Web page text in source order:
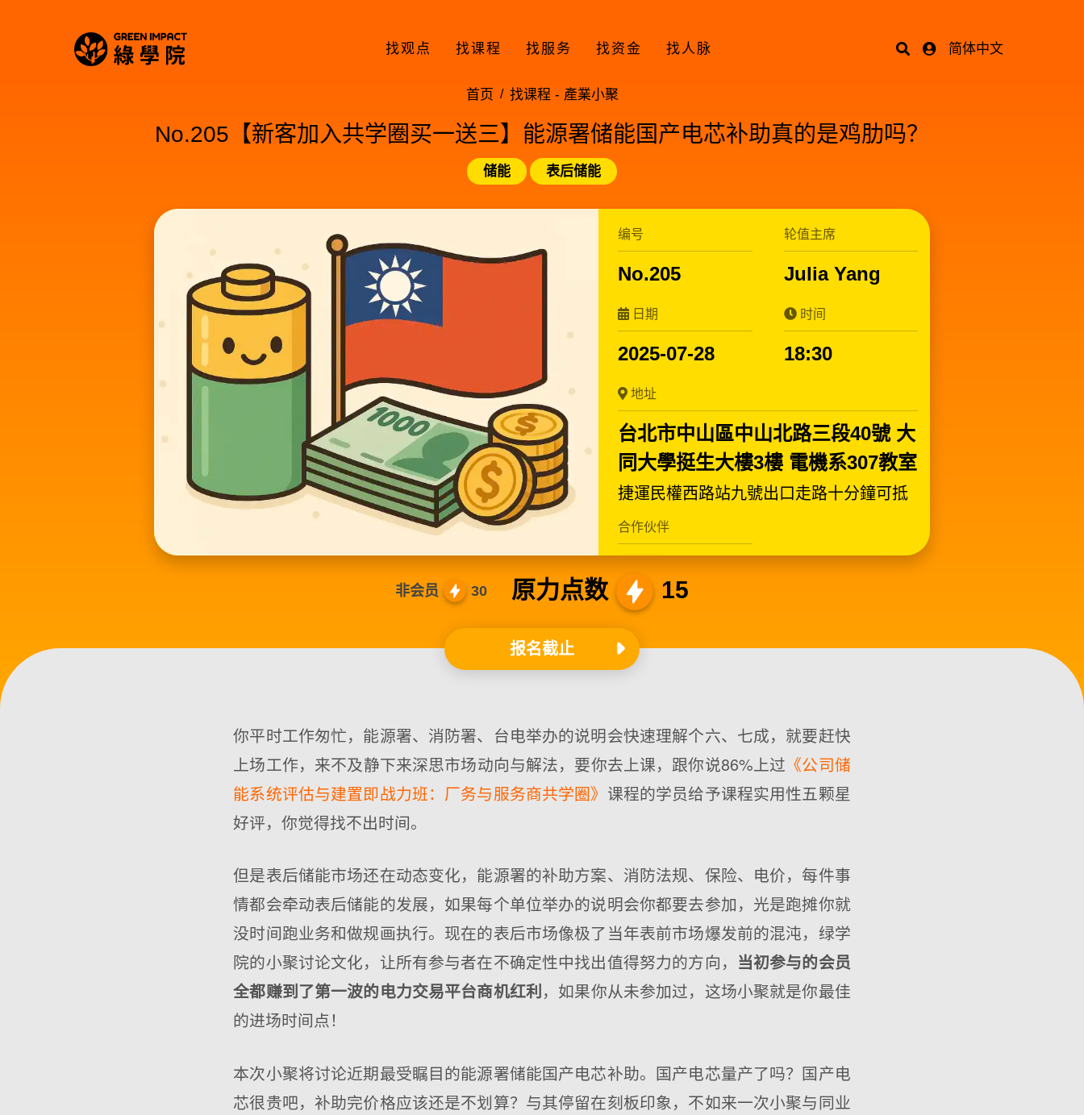
找观点 找课程 找服务 找资金 找人脉 简体中文
首页 找课程 - 產業小聚
No.205【新客加入共学圈买一送三】能源署储能国产电芯补助真的是鸡肋吗？
储能 表后储能
编号
No.205
轮值主席
Julia Yang
日期
2025-07-28
时间
18:30
地址
台北市中山區中山北路三段40號 大
同大學挺生大樓3樓 電機系307教室
捷運民權西路站九號出口走路十分鐘可抵
合作伙伴
非会员 30 原力点数 15
报名截止
你平时工作匆忙，能源署、消防署、台电举办的说明会快速理解个六、七成，就要赶快
上场工作，来不及静下来深思市场动向与解法，要你去上课，跟你说86%上过 《公司储
能系统评估与建置即战力班：厂务与服务商共学圈》 课程的学员给予课程实用性五颗星
好评，你觉得找不出时间。
但是表后储能市场还在动态变化，能源署的补助方案、消防法规、保险、电价，每件事
情都会牵动表后储能的发展，如果每个单位举办的说明会你都要去参加，光是跑摊你就
没时间跑业务和做规画执行。现在的表后市场像极了当年表前市场爆发前的混沌，绿学
院的小聚讨论文化，让所有参与者在不确定性中找出值得努力的方向， 当初参与的会员
全都赚到了第一波的电力交易平台商机红利，如果你从未参加过，这场小聚就是你最佳
的进场时间点！
本次小聚将讨论近期最受瞩目的能源署储能国产电芯补助。国产电芯量产了吗？国产电
芯很贵吧，补助完价格应该还是不划算？与其停留在刻板印象，不如来一次小聚与同业